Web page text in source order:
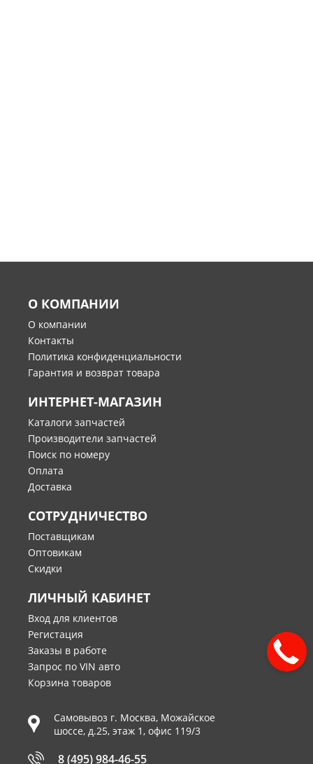
О КОМПАНИИ
О компании
Контакты
Политика конфиденциальности
Гарантия и возврат товара
ИНТЕРНЕТ-МАГАЗИН
Каталоги запчастей
Производители запчастей
Поиск по номеру
Оплата
Доставка
СОТРУДНИЧЕСТВО
Поставщикам
Оптовикам
Скидки
ЛИЧНЫЙ КАБИНЕТ
Вход для клиентов
Регистация
Заказы в работе
Запрос по VIN авто
Корзина товаров
Самовывоз г. Москва, Можайское
шоссе, д.25, этаж 1, офис 119/3
8 (495) 984-46-55